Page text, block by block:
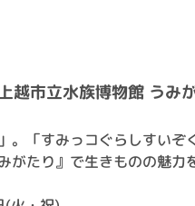
越市立水族博物館 うみ
。「すみっコぐらしすいぞ
がたり』で生きものの魅力